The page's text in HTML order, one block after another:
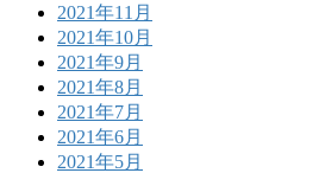
2021年11月
2021年10月
2021年9月
2021年8月
2021年7月
2021年6月
2021年5月